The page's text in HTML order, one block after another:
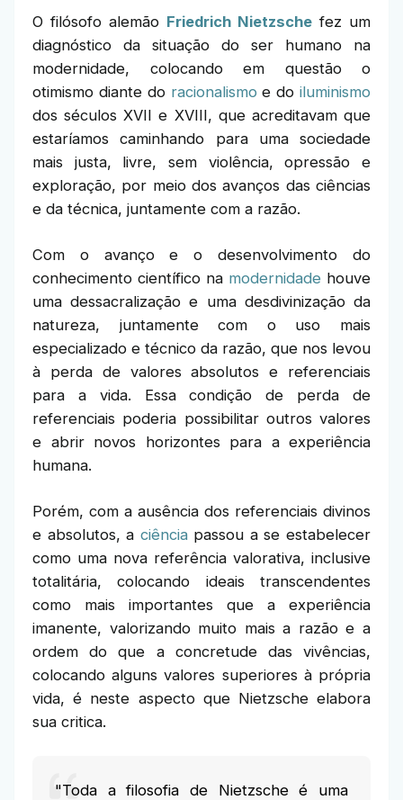
O filósofo alemão Friedrich Nietzsche fez um
diagnóstico da situação do ser humano na
modernidade, colocando em questão o
otimismo diante do racionalismo e do iluminismo
dos séculos XVII e XVIII, que acreditavam que
estaríamos caminhando para uma sociedade
mais justa, livre, sem violência, opressão e
exploração, por meio dos avanços das ciências
e da técnica, juntamente com a razão.
Com o avanço e o desenvolvimento do
conhecimento científico na modernidade houve
uma dessacralização e uma desdivinização da
natureza, juntamente com o uso mais
especializado e técnico da razão, que nos levou
à perda de valores absolutos e referenciais
para a vida. Essa condição de perda de
referenciais poderia possibilitar outros valores
e abrir novos horizontes para a experiência
humana.
Porém, com a ausência dos referenciais divinos
e absolutos, a ciênciapassou a se estabelecer
como uma nova referência valorativa, inclusive
totalitária, colocando ideais transcendentes
como mais importantes que a experiência
imanente, valorizando muito mais a razão e a
ordem do que a concretude das vivências,
colocando alguns valores superiores à própria
vida, é neste aspecto que Nietzsche elabora
sua critica.
"Toda a filosofia de Nietzsche é uma